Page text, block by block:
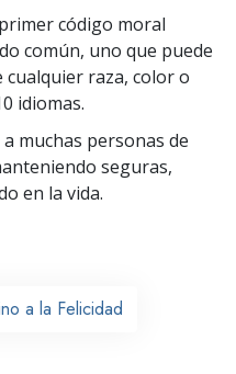
código moral
común, uno que puede
raza, color o
idiomas.
muchas personas de
seguras,
en la vida.
a la Felicidad